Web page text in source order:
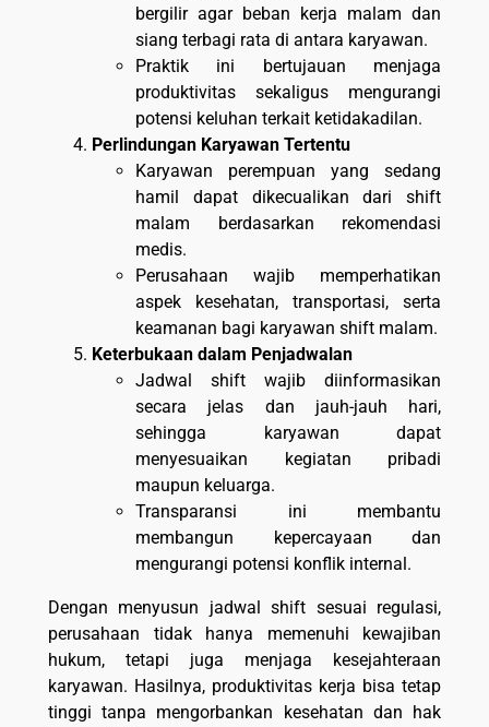
bergilir agar beban kerja malam dan
siang terbagi rata di antara karyawan.
Praktik ini bertujauan menjaga
produktivitas sekaligus mengurangi
potensi keluhan terkait ketidakadilan.
Perlindungan Karyawan Tertentu
Karyawan perempuan yang sedang
hamil dapat dikecualikan dari shift
malam berdasarkan rekomendasi
medis.
Perusahaan wajib memperhatikan
aspek kesehatan, transportasi, serta
keamanan bagi karyawan shift malam.
Keterbukaan dalam Penjadwalan
Jadwal shift wajib diinformasikan
secara jelas dan jauh-jauh hari,
sehingga karyawan dapat
menyesuaikan kegiatan pribadi
maupun keluarga.
Transparansi ini membantu
membangun kepercayaan dan
mengurangi potensi konflik internal.
Dengan menyusun jadwal shift sesuai regulasi,
perusahaan tidak hanya memenuhi kewajiban
hukum, tetapi juga menjaga kesejahteraan
karyawan. Hasilnya, produktivitas kerja bisa tetap
tinggi tanpa mengorbankan kesehatan dan hak